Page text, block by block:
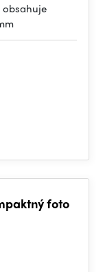
obsahuje
foto